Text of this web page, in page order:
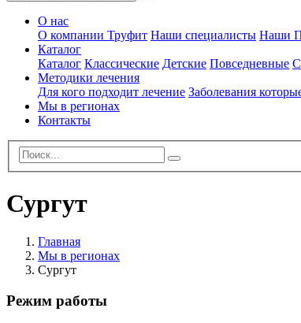
О нас
О компании Труфит Наши специалисты Наши
Каталог
Каталог Классические Детские Повседневные
Методики лечения
Для кого подходит лечение Заболевания
Мы в регионах
Контакты
Сургут
Главная
Мы в регионах
Сургут
Режим работы